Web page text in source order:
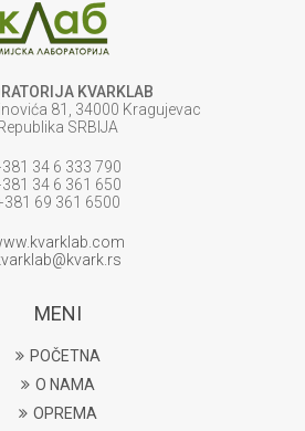
KVARKLAB
81, 34000 Kragujevac
SRBIJA
34 6 333 790
34 6 361 650
69 361 6500
MENI
POČETNA
O NAMA
OPREMA